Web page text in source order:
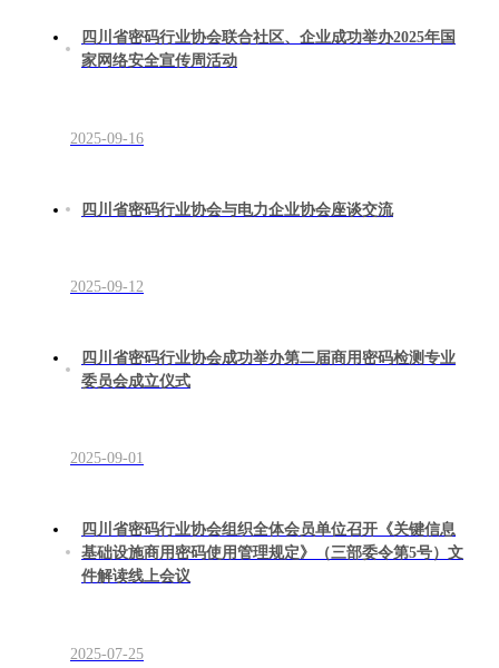
四川省密码行业协会联合社区、企业成功举办2025年国
家网络安全宣传周活动
2025-09-16
四川省密码行业协会与电力企业协会座谈交流
2025-09-12
四川省密码行业协会成功举办第二届商用密码检测专业
委员会成立仪式
2025-09-01
四川省密码行业协会组织全体会员单位召开《关键信息
基础设施商用密码使用管理规定》（三部委令第5号）文
件解读线上会议
2025-07-25